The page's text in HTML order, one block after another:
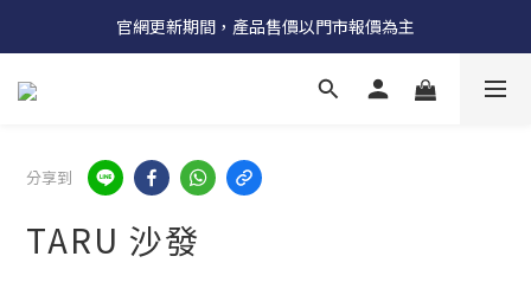
受國際原物料價格上漲，法國自 5/18 起全系列產品調漲 3%
官網更新期間，產品售價以門市報價為主
受國際原物料價格上漲，法國自 5/18 起全系列產品調漲 3%
分享到
TARU 沙發